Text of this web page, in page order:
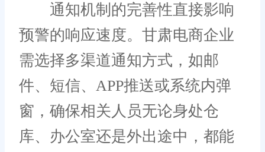
通知机制的完善性直接影响
预警的响应速度。甘肃电商企业
需选择多渠道通知方式，如邮
件、短信、APP推送或系统内弹
窗，确保相关人员无论身处仓
库、办公室还是外出途中，都能